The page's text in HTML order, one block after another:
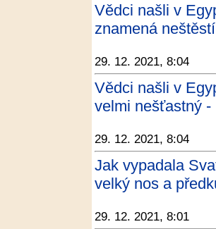
Vědci našli v
znamená
29. 12. 2021, 8:04
Vědci našli v
velmi nešťastný -
29. 12. 2021, 8:04
Jak vypadala
velký nos a
29. 12. 2021, 8:01